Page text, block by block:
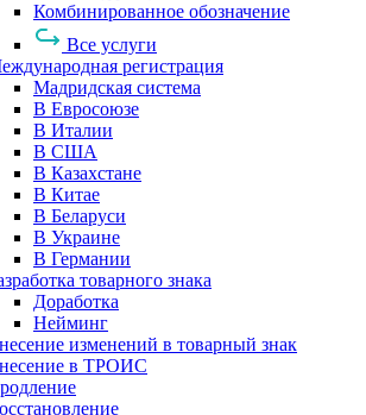
Комбинированное обозначение
Все услуги
регистрация
Мадридская система
В Евросоюзе
В Италии
В США
В Казахстане
В Китае
В Беларуси
В Украине
В Германии
товарного знака
Доработка
Нейминг
изменений в товарный знак
в ТРОИС